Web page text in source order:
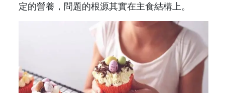
定的營養，問題的根源其實在主食結構上。